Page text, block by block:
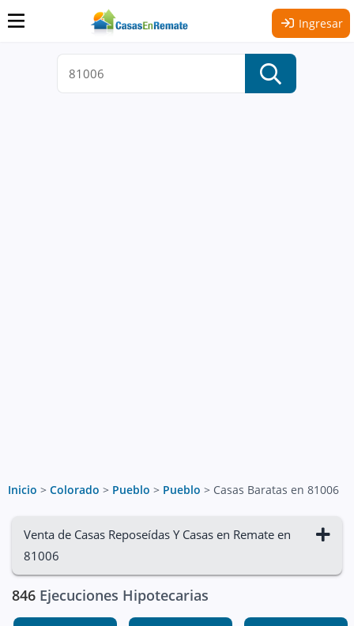
Ingresar
Inicio > Colorado > Pueblo > Pueblo > Casas Baratas en 81006
Venta de Casas Reposeídas Y Casas en Remate en
81006
846 Ejecuciones Hipotecarias